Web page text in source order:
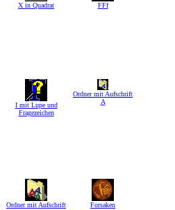
X in Quadrat FFf
I mit Lupe und
Fragezeichen
Ordner mit Aufschrift
A
Ordner mit Aufschrift
Forsaken